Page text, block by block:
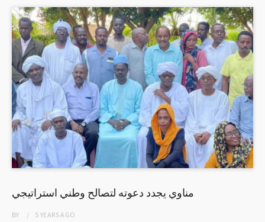
مناوي يجدد دعوته لتصالح وطني استراتيجي
BY 5 YEARSAGO